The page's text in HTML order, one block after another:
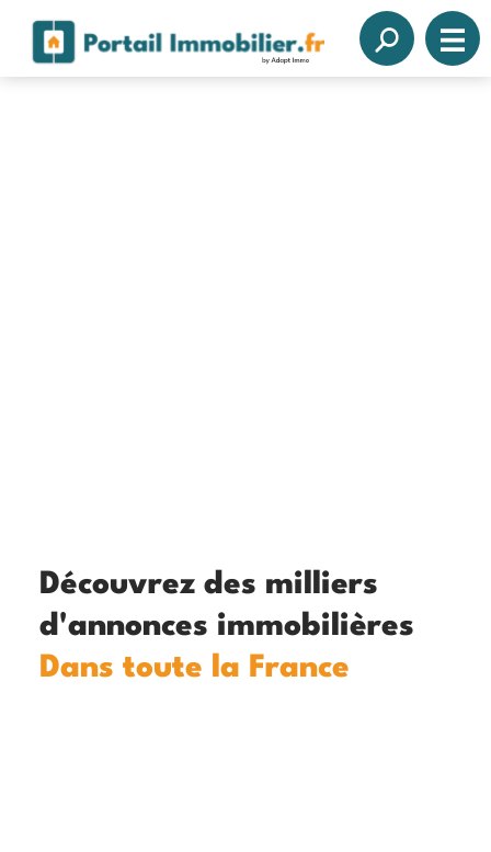
Découvrez des milliers
d'annonces immobilières
Dans toute la France